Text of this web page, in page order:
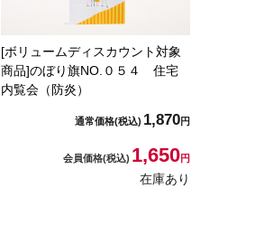
[ボリュームディスカウント対象
商品]のぼり旗NO.０５４ 住宅
内覧会（防炎）
通常価格(税込) 1,870円
会員価格(税込) 1,650円
在庫あり